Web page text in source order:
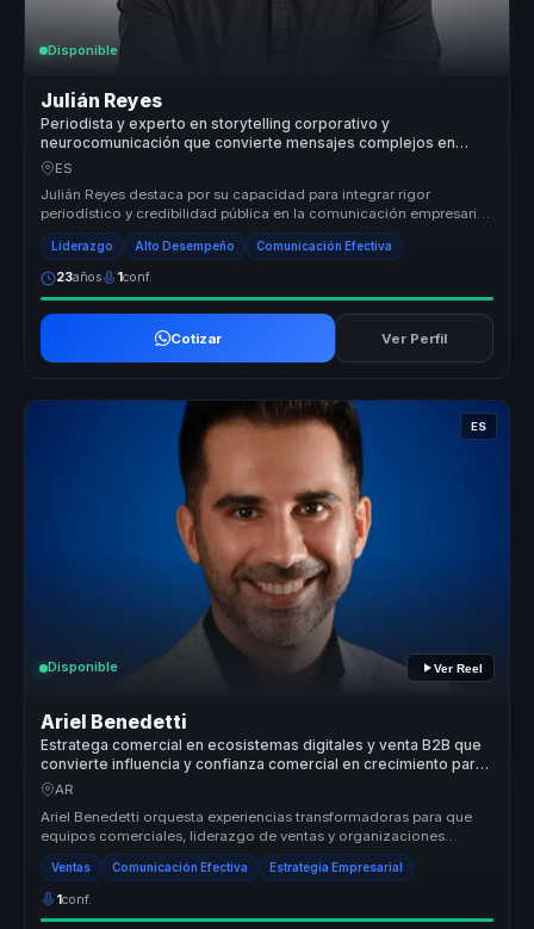
Disponible
Julián Reyes
Periodista y experto en storytelling corporativo y
neurocomunicación que convierte mensajes complejos en
claridad e impacto mediático para líderes.
ES
Julián Reyes destaca por su capacidad para integrar rigor
periodístico y credibilidad pública en la comunicación empresarial.
Su metodolo...
Liderazgo Alto Desempeño Comunicación Efectiva
23años 1conf.
Cotizar Ver Perfil
ES
Disponible Ver Reel
Ariel Benedetti
Estratega comercial en ecosistemas digitales y venta B2B que
convierte influencia y confianza comercial en crecimiento para
equipos de alto desempeño.
AR
Ariel Benedetti orquesta experiencias transformadoras para que
equipos comerciales, liderazgo de ventas y organizaciones
orientadas al cr...
Ventas Comunicación Efectiva Estrategia Empresarial
1conf.